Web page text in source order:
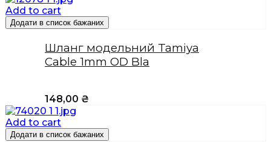
Add to cart
Додати в список бажаних
Шланг модельний Tamiya
Cable 1mm OD Bla
148,00 ₴
Add to cart
Додати в список бажаних